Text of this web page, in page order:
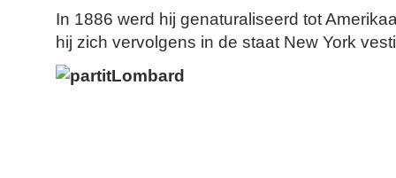
In 1886 werd hij genaturaliseerd tot
hij zich vervolgens in de staat New York